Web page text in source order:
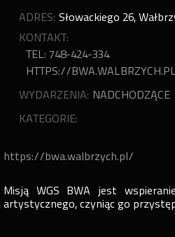
ADRES: Słowackiego 26,
KONTAKT:
TEL: 748-424-334
HTTPS://
WYDARZENIA: NADCHODZĄCE
KATEGORIE:
https://bwa.walbrzych.pl/
Misją WGS BWA jest
artystycznego, czyniąc go